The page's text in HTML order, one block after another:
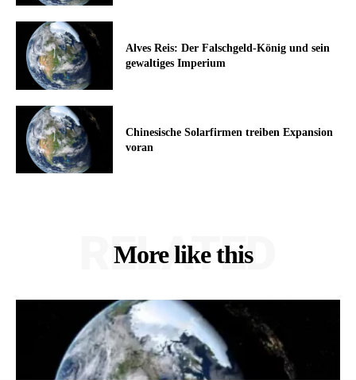
Alves Reis: Der Falschgeld-König und sein
gewaltiges Imperium
Chinesische Solarfirmen treiben Expansion
voran
More like this
RELATED